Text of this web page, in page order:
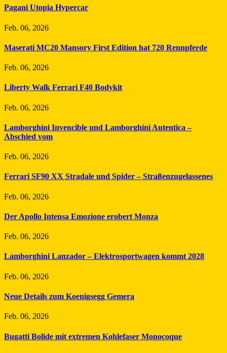
Pagani Utopia Hypercar
Feb. 06, 2026
Maserati MC20 Mansory First Edition hat 720 Rennpferde
Feb. 06, 2026
Liberty Walk Ferrari F40 Bodykit
Feb. 06, 2026
Lamborghini Invencible und Lamborghini Autentica –
Abschied vom
Feb. 06, 2026
Ferrari SF90 XX Stradale und Spider – Straßenzugelassenes
Feb. 06, 2026
Der Apollo Intensa Emozione erobert Monza
Feb. 06, 2026
Lamborghini Lanzador – Elektrosportwagen kommt 2028
Feb. 06, 2026
Neue Details zum Koenigsegg Gemera
Feb. 06, 2026
Bugatti Bolide mit extremen Kohlefaser Monocoque